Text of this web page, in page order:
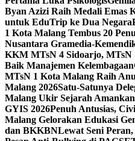
Byan Azizi Raih Medali Emas
untuk EduTrip ke Dua Negara
1 Kota Malang Tembus 20
Nusantara Gramedia-
KKM MTsN 4 Sidoarjo,
Baik Manajemen Kelembagaan
MTsN 1 Kota Malang Raih
Malang 2026Satu-Satunya
Malang Ukir Sejarah
GYIS 2026Penuh Antusias,
Malang Gelorakan Edukasi
dan BKKBNLewat Seni